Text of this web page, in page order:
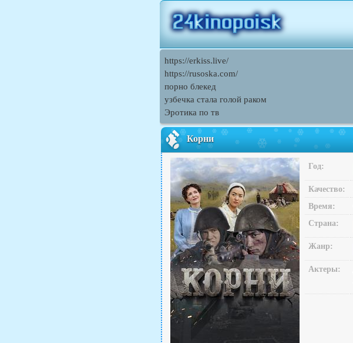
https://erkiss.live/
https://rusoska.com/
порно блекед
узбечка стала голой раком
Эротика по тв
Корни
Год:
Качество:
Время:
Страна:
Жанр:
Актеры: